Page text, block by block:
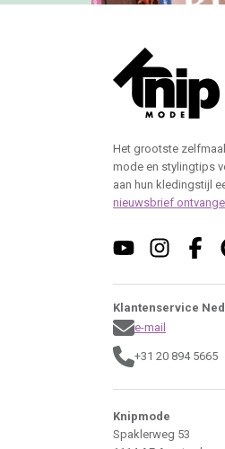
Het grootste
mode en stylingtips
aan hun kledingstijl
nieuwsbrief
Klantenservice
e-mail
+31 20 894 5665
Knipmode
Spaklerweg 53